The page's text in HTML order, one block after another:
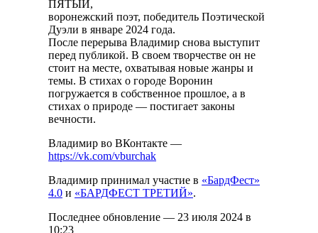
ПЯТЫЙ,
воронежский поэт, победитель Поэтической
Дуэли в январе 2024 года.
После перерыва Владимир снова выступит
перед публикой. В своем творчестве он не
стоит на месте, охватывая новые жанры и
темы. В стихах о городе Воронин
погружается в собственное прошлое, а в
стихах о природе — постигает законы
вечности.
Владимир во ВКонтакте —
https://vk.com/vburchak
Владимир принимал участие в «БардФест»
4.0 и «БАРДФЕСТ ТРЕТИЙ».
Последнее обновление — 23 июля 2024 в
10:23